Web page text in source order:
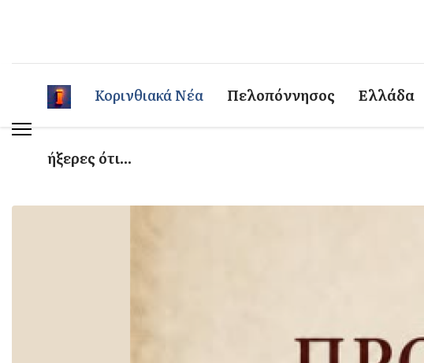
Κορινθιακά Νέα Πελοπόννησος Ελλάδα
ήξερες ότι...